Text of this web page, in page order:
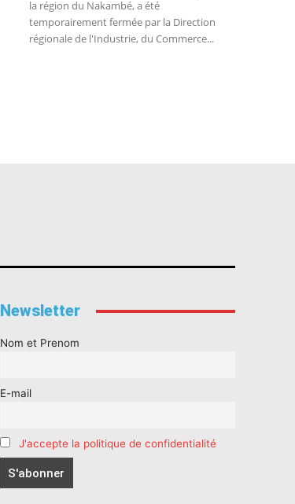
la région du Nakambé, a été
temporairement fermée par la Direction
régionale de l'Industrie, du Commerce...
Newsletter
Nom et Prenom
E-mail
J'accepte la politique de confidentialité